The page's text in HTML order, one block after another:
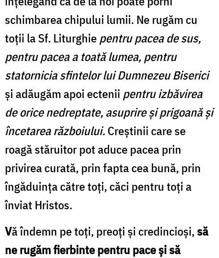
schimbarea chipului lumii. Ne rugăm cu
toții la Sf. Liturghiepentru pacea de sus,
pentru pacea a toată lumea, pentru
statornicia sfintelor lui Dumnezeu Biserici
şi adăugăm apoi ectenii pentruizbăvirea
de orice nedreptate, asuprire și prigoanăşi
încetarea războiului.Creştinii care se
roagă stăruitor pot aduce pacea prin
privirea curată, prin fapta cea bună, prin
îngăduinţa către toţi, căci pentru toţi a
înviat Hristos.
Vă îndemn pe toți, preoți și credincioși,să
ne rugăm fierbinte pentru paceşisă